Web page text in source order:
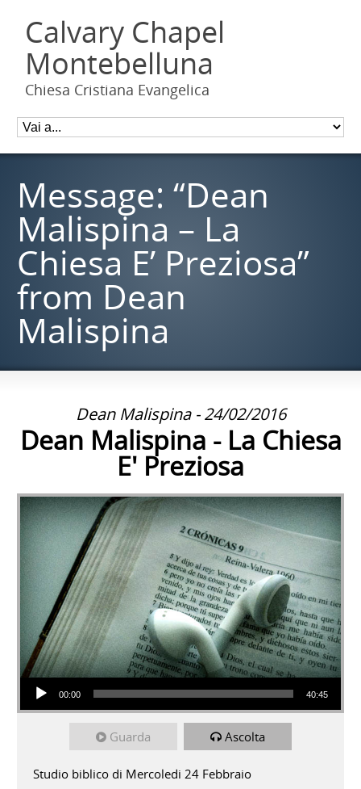
Calvary Chapel
Montebelluna
Chiesa Cristiana Evangelica
Message: “Dean
Malispina – La
Chiesa E’ Preziosa”
from Dean
Malispina
Dean Malispina - 24/02/2016
Dean Malispina - La Chiesa
E' Preziosa
Audio Player
00:00 40:45
Guarda Ascolta
Studio biblico di Mercoledi 24 Febbraio